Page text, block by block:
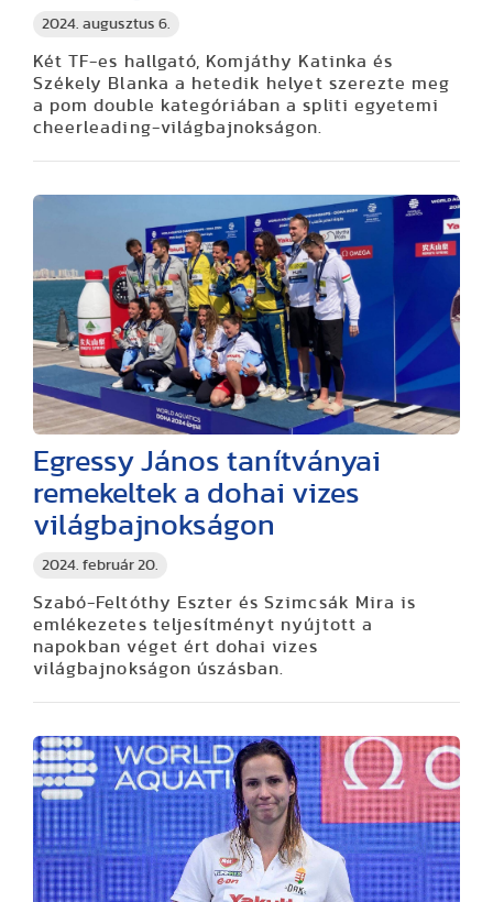
2024. augusztus 6.
Két TF-es hallgató, Komjáthy Katinka és
Székely Blanka a hetedik helyet szerezte meg
a pom double kategóriában a spliti egyetemi
cheerleading-világbajnokságon.
2024. február 20.
Egressy János tanítványai
remekeltek a dohai vizes
világbajnokságon
Szabó-Feltóthy Eszter és Szimcsák Mira is
emlékezetes teljesítményt nyújtott a
napokban véget ért dohai vizes
világbajnokságon úszásban.